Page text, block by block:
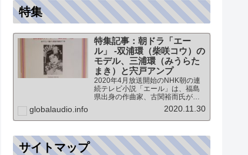
特集
特集記事：朝ドラ「エー
ル」 -双浦環（柴咲コウ）の
モデル、三浦環（みうらた
まき）と宍戸アンプ
2020年4月放送開始のNHK朝の連
続テレビ小説「エール」は、福島
県出身の作曲家、古関裕而氏がモ
デルとなっています。このドラマ
に登場する戦前の声楽家、三浦環
さんと、本サイトにも登場する宍
によるシングルアンプ製作…
globalaudio.info 2020.11.30
サイトマップ